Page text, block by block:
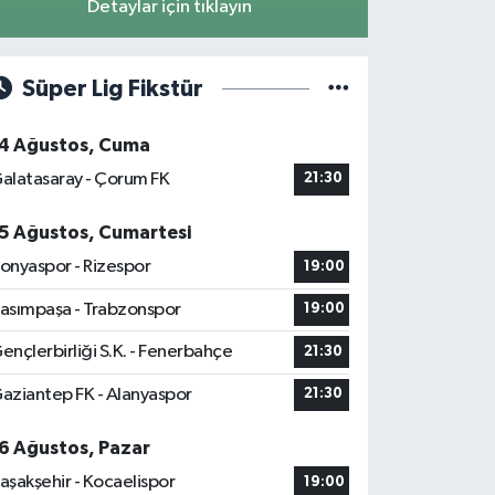
Detaylar için tıklayın
Süper Lig Fikstür
Ağustos, Cuma
- Çorum FK
21:30
Ağustos, Cumartesi
- Rizespor
19:00
- Trabzonspor 19:00
S.K. - Fenerbahçe 21:30
FK - Alanyaspor 21:30
Ağustos, Pazar
- Kocaelispor
19:00